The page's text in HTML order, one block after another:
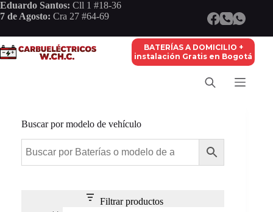
Saltar
al
Eduardo Santos: Cll 1 #18-36
7 de Agosto: Cra 27 #64-69
BATERÍAS A DOMICILIO +
instalación Gratis en Bogotá
Buscar por modelo de vehículo
Filtrar productos